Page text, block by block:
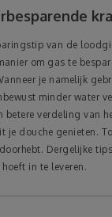
van de
om gas te
je namelijk
minder water
betere verdeling van
je douche genieten.
Dergelijke
in te leveren.